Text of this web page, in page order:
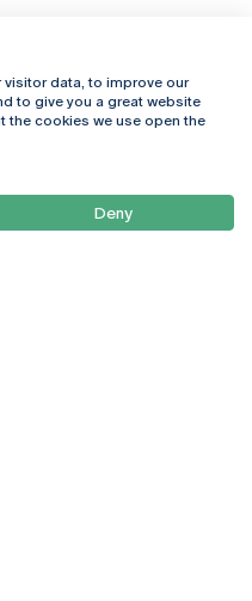
Online
Chegar
data, to improve our
to give you a great website
the cookies we use open the
Deny